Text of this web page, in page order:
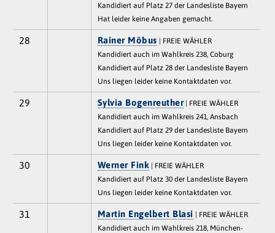
Kandidiert auf Platz 27 der Landesliste Bayern
Hat leider keine Angaben gemacht.
28 Rainer Möbus | FREIE WÄHLER
Kandidiert auch im Wahlkreis 238, Coburg
Kandidiert auf Platz 28 der Landesliste Bayern
Uns liegen leider keine Kontaktdaten vor.
29 Sylvia Bogenreuther| FREIE WÄHLER
Kandidiert auch im Wahlkreis 241, Ansbach
Kandidiert auf Platz 29 der Landesliste Bayern
Uns liegen leider keine Kontaktdaten vor.
30 Werner Fink | FREIE WÄHLER
Kandidiert auf Platz 30 der Landesliste Bayern
Uns liegen leider keine Kontaktdaten vor.
31 Martin Engelbert Blasi | FREIE WÄHLER
Kandidiert auch im Wahlkreis 218, München-